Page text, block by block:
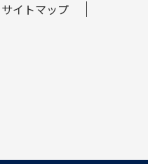
サイトマップ